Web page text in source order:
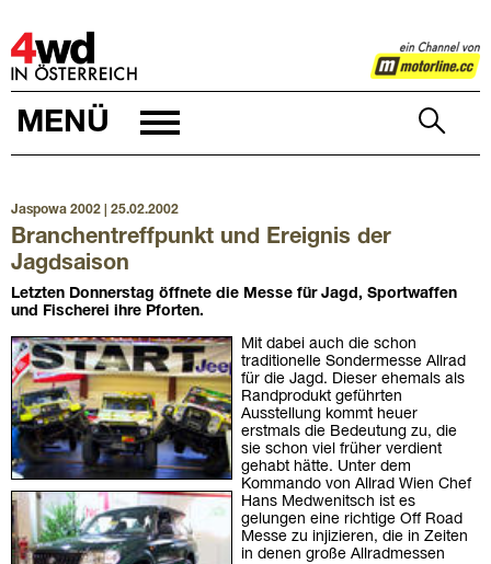
4WD
MENÜ
Jaspowa 2002 | 25.02.2002
Branchentreffpunkt und Ereignis der
Jagdsaison
Letzten Donnerstag öffnete die Messe für Jagd, Sportwaffen
und Fischerei ihre Pforten.
Mit dabei auch die schon
traditionelle Sondermesse Allrad
für die Jagd. Dieser ehemals als
Randprodukt geführten
Ausstellung kommt heuer
erstmals die Bedeutung zu, die
sie schon viel früher verdient
gehabt hätte. Unter dem
Kommando von Allrad Wien Chef
Hans Medwenitsch ist es
gelungen eine richtige Off Road
Messe zu injizieren, die in Zeiten
in denen große Allradmessen